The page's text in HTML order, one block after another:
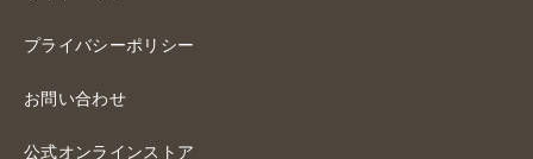
プライバシーポリシー
お問い合わせ
公式オンラインストア